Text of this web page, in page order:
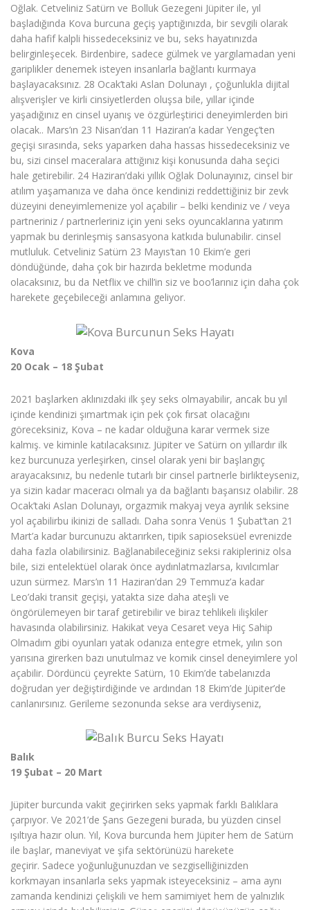
Oğlak. Cetveliniz Satürn ve Bolluk Gezegeni Jüpiter ile, yıl
başladığında Kova burcuna geçiş yaptığınızda, bir sevgili olarak
daha hafif kalpli hissedeceksiniz ve bu, seks hayatınızda
belirginleşecek. Birdenbire, sadece gülmek ve yargılamadan yeni
gariplikler denemek isteyen insanlarla bağlantı kurmaya
başlayacaksınız. 28 Ocak’taki Aslan Dolunayı , çoğunlukla dijital
alışverişler ve kirli cinsiyetlerden oluşsa bile, yıllar içinde
yaşadığınız en cinsel uyanış ve özgürleştirici deneyimlerden biri
olacak.. Mars’ın 23 Nisan’dan 11 Haziran’a kadar Yengeç’ten
geçişi sırasında, seks yaparken daha hassas hissedeceksiniz ve
bu, sizi cinsel maceralara attığınız kişi konusunda daha seçici
hale getirebilir. 24 Haziran’daki yıllık Oğlak Dolunayınız, cinsel bir
atılım yaşamanıza ve daha önce kendinizi reddettiğiniz bir zevk
düzeyini deneyimlemenize yol açabilir – belki kendiniz ve / veya
partneriniz / partnerleriniz için yeni seks oyuncaklarına yatırım
yapmak bu derinleşmiş sansasyona katkıda bulunabilir. cinsel
mutluluk. Cetveliniz Satürn 23 Mayıs’tan 10 Ekim’e geri
döndüğünde, daha çok bir hazırda bekletme modunda
olacaksınız, bu da Netflix ve chill’in siz ve boo’larınız için daha çok
harekete geçebileceği anlamına geliyor.
Kova
20 Ocak – 18 Şubat
2021 başlarken aklınızdaki ilk şey seks olmayabilir, ancak bu yıl
içinde kendinizi şımartmak için pek çok fırsat olacağını
göreceksiniz, Kova – ne kadar olduğuna karar vermek size
kalmış. ve kiminle katılacaksınız. Jüpiter ve Satürn on yıllardır ilk
kez burcunuza yerleşirken, cinsel olarak yeni bir başlangıç ​​
arayacaksınız, bu nedenle tutarlı bir cinsel partnerle birlikteyseniz,
ya sizin kadar maceracı olmalı ya da bağlantı başarısız olabilir. 28
Ocak’taki Aslan Dolunayı, orgazmik makyaj veya ayrılık seksine
yol açabilirbu ikinizi de salladı. Daha sonra Venüs 1 Şubat’tan 21
Mart’a kadar burcunuzu aktarırken, tipik sapioseksüel evrenizde
daha fazla olabilirsiniz. Bağlanabileceğiniz seksi rakipleriniz olsa
bile, sizi entelektüel olarak önce aydınlatmazlarsa, kıvılcımlar
uzun sürmez. Mars’ın 11 Haziran’dan 29 Temmuz’a kadar
Leo’daki transit geçişi, yatakta size daha ateşli ve
öngörülemeyen bir taraf getirebilir ve biraz tehlikeli ilişkiler
havasında olabilirsiniz. Hakikat veya Cesaret veya Hiç Sahip
Olmadım gibi oyunları yatak odanıza entegre etmek, yılın son
yarısına girerken bazı unutulmaz ve komik cinsel deneyimlere yol
açabilir. Dördüncü çeyrekte Satürn, 10 Ekim’de tabelanızda
doğrudan yer değiştirdiğinde ve ardından 18 Ekim’de Jüpiter’de
canlanırsınız. Gerileme sezonunda sekse ara verdiyseniz,
Balık
19 Şubat – 20 Mart
Jüpiter burcunda vakit geçirirken seks yapmak farklı Balıklara
çarpıyor. Ve 2021’de Şans Gezegeni burada, bu yüzden cinsel
ışıltıya hazır olun. Yıl, Kova burcunda hem Jüpiter hem de Satürn
ile başlar, maneviyat ve şifa sektörünüzü harekete
geçirir. Sadece yoğunluğunuzdan ve sezgiselliğinizden
korkmayan insanlarla seks yapmak isteyeceksiniz – ama aynı
zamanda kendinizi çelişkili ve hem samimiyet hem de yalnızlık